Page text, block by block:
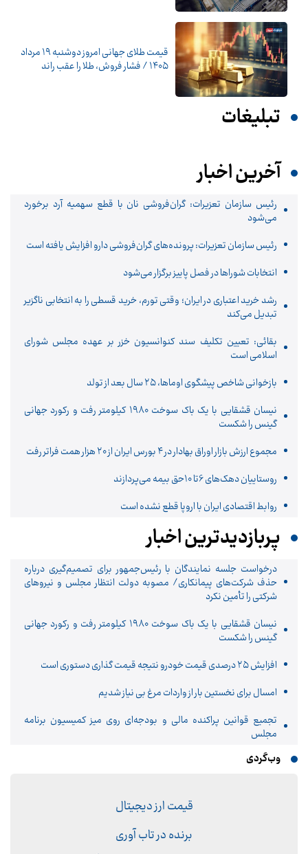
قیمت طلای جهانی امروز دوشنبه ۱۹ مرداد
۱۴۰۵ / فشار فروش، طلا را عقب راند
تبلیغات
آخرین اخبار
رئیس سازمان تعزیرات: گران‌فروشی نان با قطع سهمیه آرد برخورد
می‌شود
رئیس سازمان تعزیرات: پرونده‌های گران‌فروشی دارو افزایش یافته است
انتخابات شوراها در فصل پاییز برگزار می‌شود
رشد خرید اعتباری در ایران؛ وقتی تورم، خرید قسطی را به انتخابی ناگزیر
تبدیل می‌کند
بقائی: تعیین تکلیف سند کنوانسیون خزر بر عهده مجلس شورای
اسلامی است
بازخوانی شاخص پیشگوی اوماها، ۲۵ سال بعد از تولد
نیسان قشقایی با یک باک سوخت ۱۹۸۰ کیلومتر رفت و رکورد جهانی
گینس را شکست
مجموع ارزش بازار اوراق بهادار در ۴ بورس ایران از ۲۰ هزار همت فراتر رفت
روستاییان دهک‌های 6تا 10حق بیمه می‌پردازند
روابط اقتصادی ایران با اروپا قطع نشده است
پربازدیدترین اخبار
درخواست جلسه نمایندگان با رئیس‌جمهور برای تصمیم‌گیری درباره
حذف شرکت‌های پیمانکاری/ مصوبه دولت انتظار مجلس و نیروهای
شرکتی را تأمین نکرد
نیسان قشقایی با یک باک سوخت ۱۹۸۰ کیلومتر رفت و رکورد جهانی
گینس را شکست
افزایش ۲۵ درصدی قیمت خودرو نتيجه قیمت گذاری دستوری است
امسال برای نخستین بار از واردات مرغ بی نیاز شدیم
تجمیع قوانین پراکنده مالی و بودجه‌ای روی میز کمیسیون برنامه
مجلس
وب‌گردی
قیمت ارز دیجیتال
برنده در تاب آوری